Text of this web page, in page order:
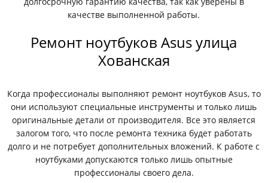
качестве выполненной работы.
Ремонт ноутбуков Asus улица
Хованская
Когда профессионалы выполняют ремонт ноутбуков Asus, то
они используют специальные инструменты и только лишь
оригинальные детали от производителя. Все это является
залогом того, что после ремонта техника будет работать
долго и не потребует дополнительных вложений. К работе с
ноутбуками допускаются только лишь опытные
профессионалы своего дела.